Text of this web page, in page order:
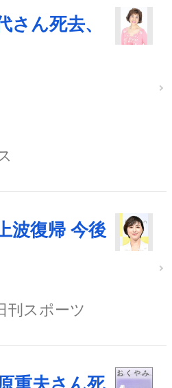
さん死去、
波復帰 今後
刊スポーツ